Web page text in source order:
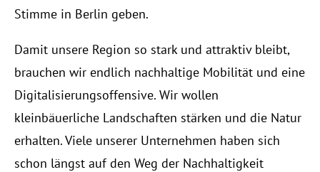
Stimme in Berlin geben.
Damit unsere Region so stark und attraktiv bleibt,
brauchen wir endlich nachhaltige Mobilität und eine
Digitalisierungsoffensive. Wir wollen
kleinbäuerliche Landschaften stärken und die Natur
erhalten. Viele unserer Unternehmen haben sich
schon längst auf den Weg der Nachhaltigkeit